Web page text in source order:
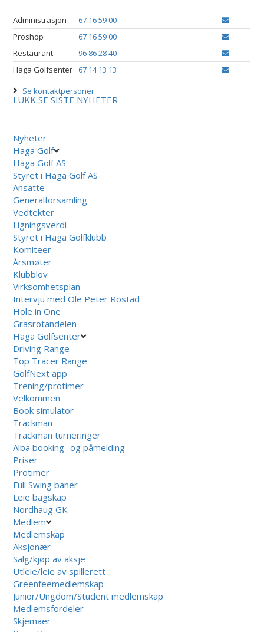
Administrasjon
67 16 59 00
Proshop
67 16 59 00
Restaurant
96 86 28 40
Haga Golfsenter
67 14 13 13
Se kontaktpersoner
LUKK SE SISTE NYHETER
Nyheter
Haga Golf
Haga Golf AS
Styret i Haga Golf AS
Ansatte
Generalforsamling
Vedtekter
Ligningsverdi
Styret i Haga Golfklubb
Komiteer
Årsmøter
Klubblov
Virksomhetsplan
Intervju med Ole Peter Rostad
Hole in One
Grasrotandelen
Haga Golfsenter
Driving Range
Top Tracer Range
GolfNext app
Trening/protimer
Velkommen
Book simulator
Trackman
Trackman turneringer
Alba booking- og påmelding
Priser
Protimer
Full Swing baner
Leie bagskap
Nordhaug GK
Medlem
Medlemskap
Aksjonær
Salg/kjøp av aksje
Utleie/leie av spillerett
Greenfeemedlemskap
Junior/Ungdom/Student medlemskap
Medlemsfordeler
Skjemaer